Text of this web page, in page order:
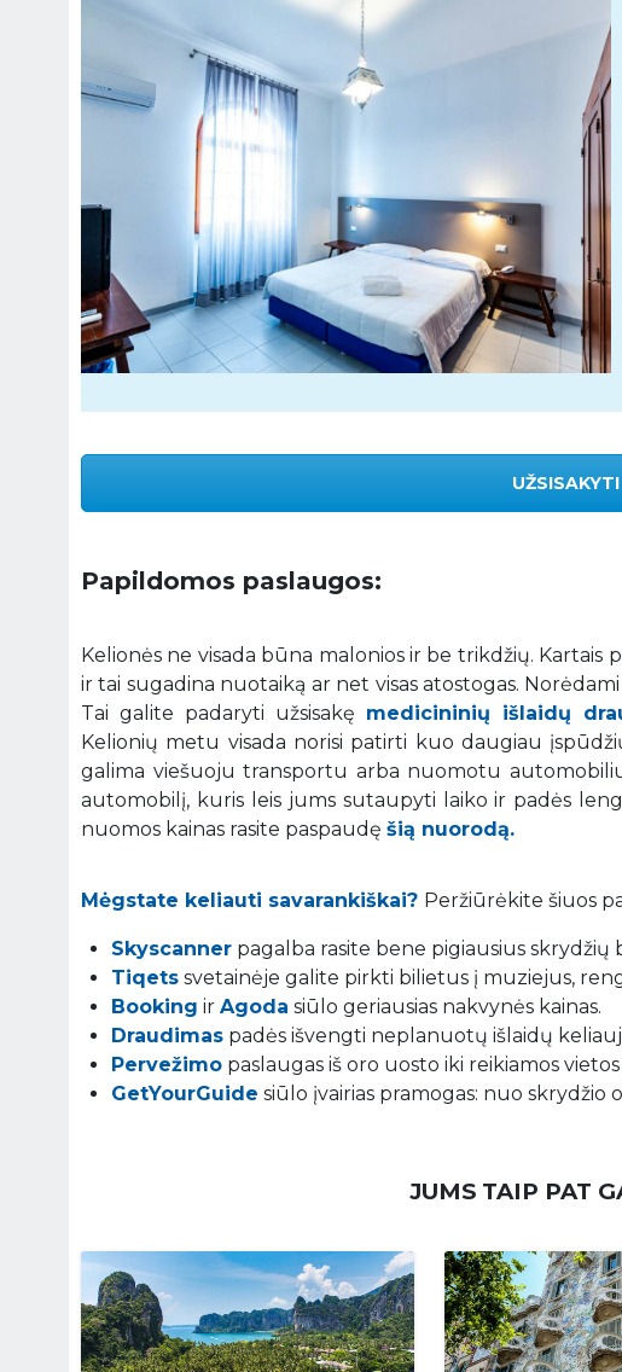
Papildomos paslaugos:
Kelionės ne visada būna malonios ir be trikdžių.
ir tai sugadina nuotaiką ar net visas atostogas.
Tai galite padaryti užsisakę medicininių išlaidų
Kelionių metu visada norisi patirti kuo daugiau
galima viešuoju transportu arba nuomotu
automobilį, kuris leis jums sutaupyti laiko ir padės
nuomos kainas rasite paspaudę šią nuorodą.
Mėgstate keliauti savarankiškai? Peržiūrėkite šiuos
Skyscanner pagalba rasite bene pigiausius skrydžių
Tiqets svetainėje galite pirkti bilietus į muziejus,
Booking ir Agoda siūlo geriausias nakvynės kainas.
Draudimas padės išvengti neplanuotų išlaidų
Pervežimo paslaugas iš oro uosto iki reikiamos
GetYourGuide siūlo įvairias pramogas: nuo skrydžio
JUMS TAIP PAT